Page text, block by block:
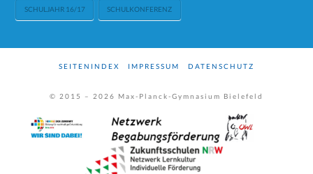
SCHULJAHR 16/17 SCHULKONFERENZ
SEITENINDEX IMPRESSUM DATENSCHUTZ
© 2015 – 2026 Max-Planck-Gymnasium Bielefeld